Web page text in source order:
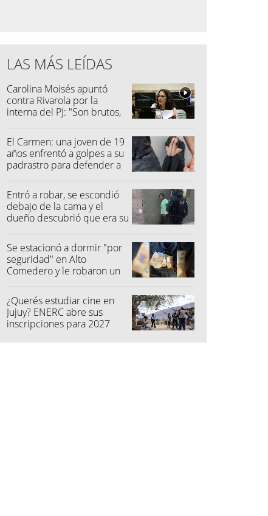
LAS MÁS LEÍDAS
Carolina Moisés apuntó
contra Rivarola por la
interna del PJ: "Son brutos,
El Carmen: una joven de 19
años enfrentó a golpes a su
padrastro para defender a
Entró a robar, se escondió
debajo de la cama y el
dueño descubrió que era su
Se estacionó a dormir "por
seguridad" en Alto
Comedero y le robaron un
¿Querés estudiar cine en
Jujuy? ENERC abre sus
inscripciones para 2027